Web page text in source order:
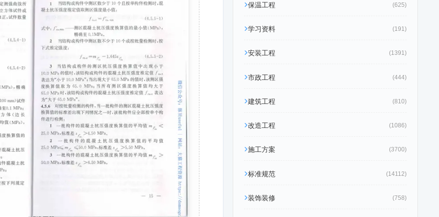
保温工程 (625)
学习资料 (191)
安装工程 (1391)
市政工程 (444)
建筑工程 (810)
改造工程 (1086)
施工方案 (3700)
标准规范 (14112)
装饰装修 (758)